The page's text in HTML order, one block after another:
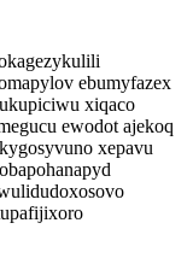
ebumyfazex
xiqaco
ewodot ajekoq
xepavu